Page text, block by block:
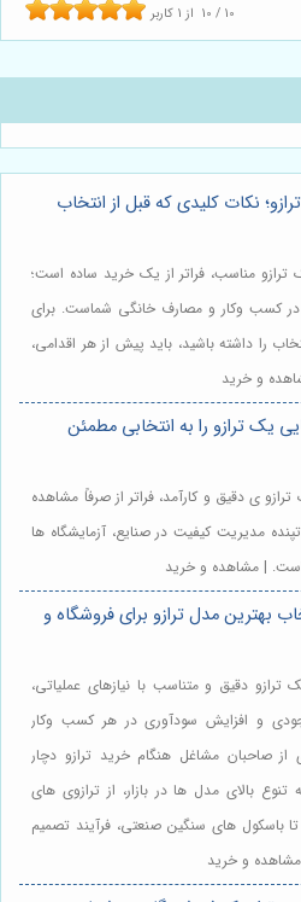
10 / 10 از 1 کاربر
نکات کلیدی که قبل از انتخاب
ترازو مناسب، فراتر از یک خرید ساده است؛
در کسب وکار و مصارف خانگی شماست. برای
را داشته باشید، باید پیش از هر اقدامی،
و خرید
یک ترازو را به انتخابی مطمئن
ی دقیق و کارآمد، فراتر از صرفاً مشاهده
مدیریت کیفیت در صنایع، آزمایشگاه ها
| مشاهده و خرید
بهترین مدل ترازو برای فروشگاه و
ترازو دقیق و متناسب با نیازهای عملیاتی،
و افزایش سودآوری در هر کسب وکار
صاحبان مشاغل هنگام خرید ترازو دچار
بالای مدل ها در بازار، از ترازوی های
باسکول های سنگین صنعتی، فرآیند تصمیم
و خرید